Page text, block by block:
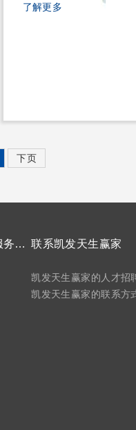
了解更多
下页
凯发天生赢家的服务支持 联系凯发天生赢家
凯发天生赢家的人才招
凯发天生赢家的联系方